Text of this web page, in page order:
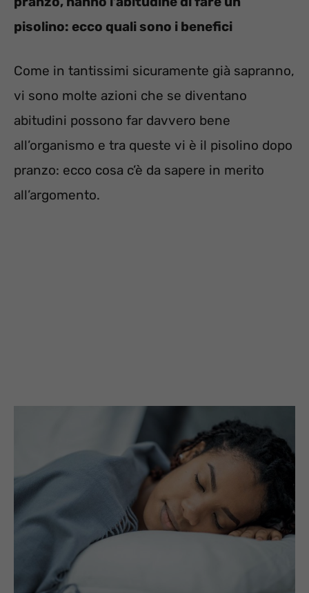
pisolino: ecco quali sono i benefici
Come in tantissimi sicuramente già sapranno,
vi sono molte azioni che se diventano
abitudini possono far davvero bene
all’organismo e tra queste vi è il pisolino dopo
pranzo: ecco cosa c’è da sapere in merito
all’argomento.